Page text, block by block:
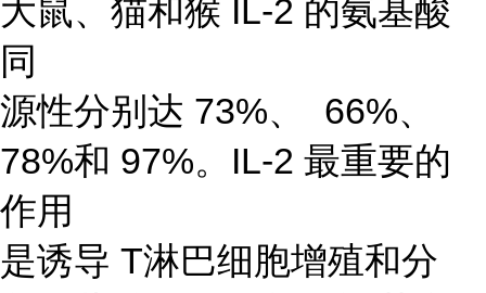
大鼠、猫和猴 IL-2 的氨基酸
同
源性分别达 73%、 66%、
78%和 97%。IL-2 最重要的
作用
是诱导 T淋巴细胞增殖和分